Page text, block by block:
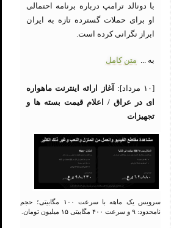
با دونالد ترامپ درباره برنامه احتمالی
او برای حملات گسترده تازه به ایران
ابراز نگرانی کرده است.
به ... متن کامل
[۱۰ مرداد]:
آغاز ارائه اینترنت ماهواره
ای در عراق / اعلام قیمت بسته ها و
تجهیزات
سرویس یک ماهه با سرعت ۱۰۰ مگابیتی؛ حجم
نامحدود: ۹ و سرعت ۴۰۰ مگابیتی ۱۵ میلیون تومان.